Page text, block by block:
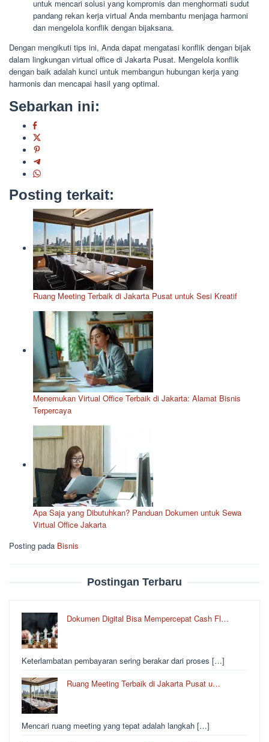
untuk mencari solusi yang kompromis dan menghormati sudut
pandang rekan kerja virtual Anda membantu menjaga harmoni
dan mengelola konflik dengan bijaksana.
Dengan mengikuti tips ini, Anda dapat mengatasi konflik dengan bijak
dalam lingkungan virtual office di Jakarta Pusat. Mengelola konflik
dengan baik adalah kunci untuk membangun hubungan kerja yang
harmonis dan mencapai hasil yang optimal.
Sebarkan ini:
Posting terkait:
Ruang Meeting Terbaik di Jakarta Pusat untuk Sesi Kreatif
Menemukan Virtual Office Terbaik di Jakarta: Alamat Bisnis
Terpercaya
Apa Saja yang Dibutuhkan? Panduan Dokumen untuk Sewa
Virtual Office Jakarta
Posting pada Bisnis
Postingan Terbaru
Dokumen Digital Bisa Mempercepat Cash Fl…
Keterlambatan pembayaran sering berakar dari proses […]
Ruang Meeting Terbaik di Jakarta Pusat u…
Mencari ruang meeting yang tepat adalah langkah […]